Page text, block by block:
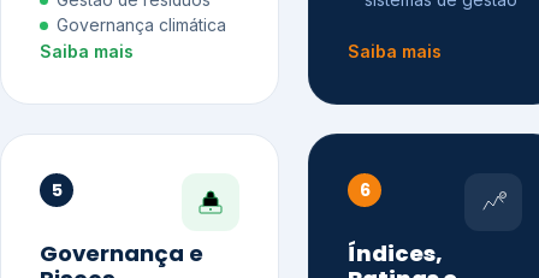
Governança climática
Saiba mais
Saiba mais
5
Governança e
6
Índices,